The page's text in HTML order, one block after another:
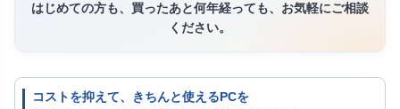
はじめての方も、買ったあと何年経っても、お気軽にご相談
ください。
コストを抑えて、きちんと使えるPCを